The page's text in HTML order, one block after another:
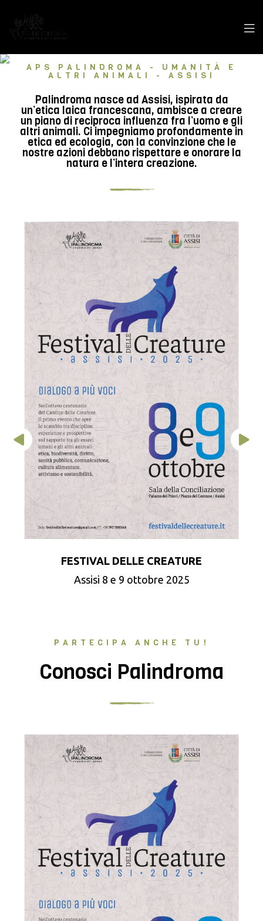
APS PALINDROMA - UMANITÀ E
ALTRI ANIMALI - ASSISI
Palindroma nasce ad Assisi, ispirata da
un’etica laica francescana, ambisce a creare
un piano di reciproca influenza fra l’uomo e gli
altri animali. Ci impegniamo profondamente in
etica ed ecologia, con la convinzione che le
nostre azioni debbano rispettare e onorare la
natura e l’intera creazione.
FESTIVAL DELLE CREATURE
Assisi 8 e 9 ottobre 2025
PARTECIPA ANCHE TU!
Conosci Palindroma